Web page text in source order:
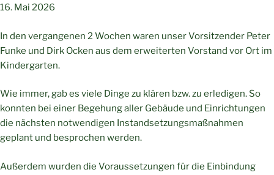
16. Mai 2026
In den vergangenen 2 Wochen waren unser Vorsitzender Peter
Funke und Dirk Ocken aus dem erweiterten Vorstand vor Ort im
Kindergarten.
Wie immer, gab es viele Dinge zu klären bzw. zu erledigen. So
konnten bei einer Begehung aller Gebäude und Einrichtungen
die nächsten notwendigen Instandsetzungsmaßnahmen
geplant und besprochen werden.
Außerdem wurden die Voraussetzungen für die Einbindung